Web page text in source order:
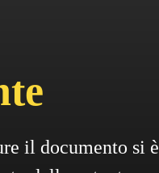
il documento si è